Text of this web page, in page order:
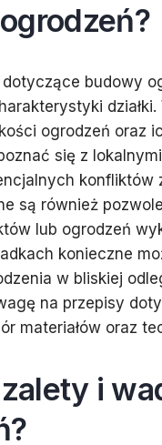
dotyczące budowy
ogrodzeń oraz
się z
konfliktów
są również
lub ogrodzeń
konieczne
w bliskiej
na przepisy
materiałów oraz
i